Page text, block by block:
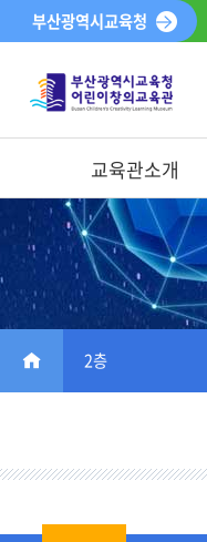
부산광역시교육청
교육관소개
HOME
2층